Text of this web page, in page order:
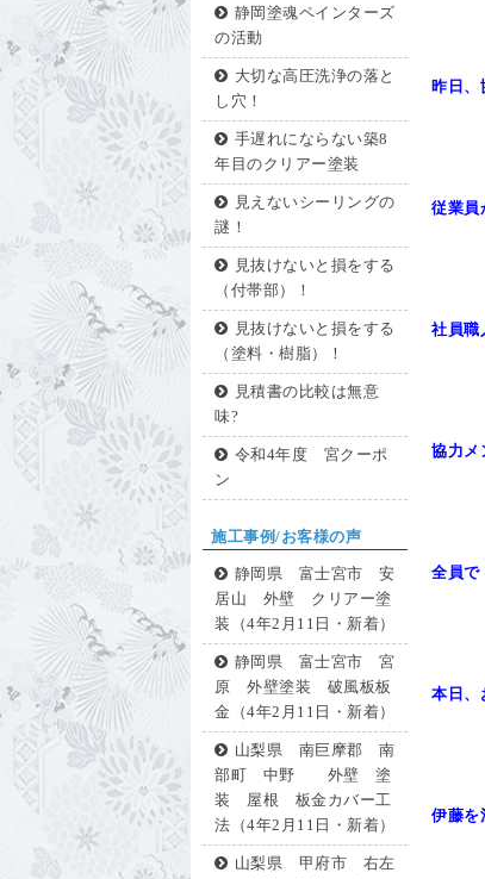
静岡塗魂ペインターズ
の活動
大切な高圧洗浄の落と
し穴！
手遅れにならない築8
年目のクリアー塗装
見えないシーリングの
謎！
見抜けないと損をする
（付帯部）！
見抜けないと損をする
（塗料・樹脂）！
見積書の比較は無意
味?
令和4年度 宮クーポ
ン
施工事例/お客様の声
静岡県 富士宮市 安
居山 外壁 クリアー塗
装（4年2月11日・新着）
静岡県 富士宮市 宮
原 外壁塗装 破風板板
金（4年2月11日・新着）
山梨県 南巨摩郡 南
部町 中野 外壁 塗
装 屋根 板金カバー工
法（4年2月11日・新着）
山梨県 甲府市 右左
昨日、
従業
社員職
協力メ
全員
本日、
伊藤を